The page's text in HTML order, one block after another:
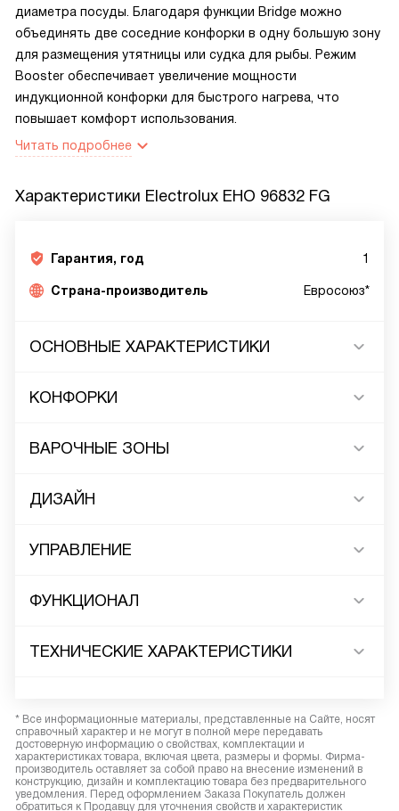
диаметра посуды. Благодаря функции Bridge можно
объединять две соседние конфорки в одну большую зону
для размещения утятницы или судка для рыбы. Режим
Booster обеспечивает увеличение мощности
индукционной конфорки для быстрого нагрева, что
повышает комфорт использования.
Читать подробнее
Характеристики Electrolux EHO 96832 FG
Гарантия, год 1
Страна-производитель Евросоюз*
ОСНОВНЫЕ ХАРАКТЕРИСТИКИ
КОНФОРКИ
ВАРОЧНЫЕ ЗОНЫ
ДИЗАЙН
УПРАВЛЕНИЕ
ФУНКЦИОНАЛ
ТЕХНИЧЕСКИЕ ХАРАКТЕРИСТИКИ
* Все информационные материалы, представленные на Сайте, носят
справочный характер и не могут в полной мере передавать
достоверную информацию о свойствах, комплектации и
характеристиках товара, включая цвета, размеры и формы. Фирма-
производитель оставляет за собой право на внесение изменений в
конструкцию, дизайн и комплектацию товара без предварительного
уведомления. Перед оформлением Заказа Покупатель должен
обратиться к Продавцу для уточнения свойств и характеристик